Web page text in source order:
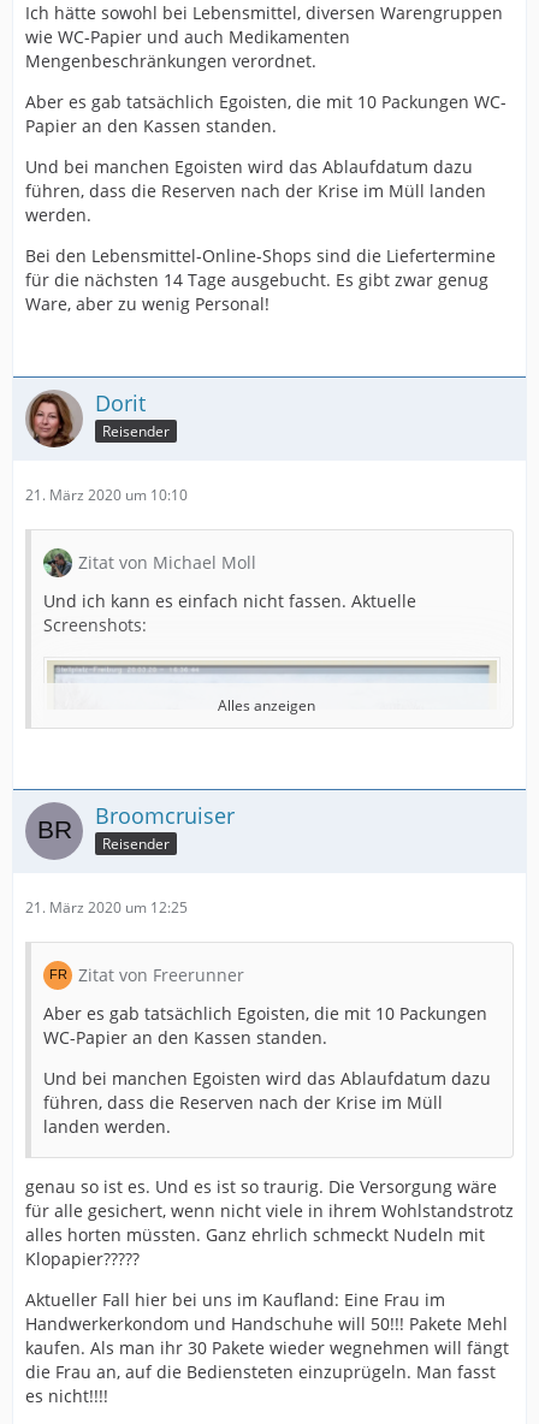
Ich hätte sowohl bei Lebensmittel, diversen Warengruppen
wie WC-Papier und auch Medikamenten
Mengenbeschränkungen verordnet.
Aber es gab tatsächlich Egoisten, die mit 10 Packungen WC-
Papier an den Kassen standen.
Und bei manchen Egoisten wird das Ablaufdatum dazu
führen, dass die Reserven nach der Krise im Müll landen
werden.
Bei den Lebensmittel-Online-Shops sind die Liefertermine
für die nächsten 14 Tage ausgebucht. Es gibt zwar genug
Ware, aber zu wenig Personal!
Dorit
Reisender
21. März 2020 um 10:10
Zitat von Michael Moll
Und ich kann es einfach nicht fassen. Aktuelle
Screenshots:
Und noch Garmisch-Partenkirchen:
Alles anzeigen
Broomcruiser
Reisender
21. März 2020 um 12:25
Zitat von Freerunner
Aber es gab tatsächlich Egoisten, die mit 10 Packungen
WC-Papier an den Kassen standen.
Und bei manchen Egoisten wird das Ablaufdatum dazu
führen, dass die Reserven nach der Krise im Müll
landen werden.
genau so ist es. Und es ist so traurig. Die Versorgung wäre
für alle gesichert, wenn nicht viele in ihrem Wohlstandstrotz
alles horten müssten. Ganz ehrlich schmeckt Nudeln mit
Klopapier?????
Aktueller Fall hier bei uns im Kaufland: Eine Frau im
Handwerkerkondom und Handschuhe will 50!!! Pakete Mehl
kaufen. Als man ihr 30 Pakete wieder wegnehmen will fängt
die Frau an, auf die Bediensteten einzuprügeln. Man fasst
es nicht!!!!